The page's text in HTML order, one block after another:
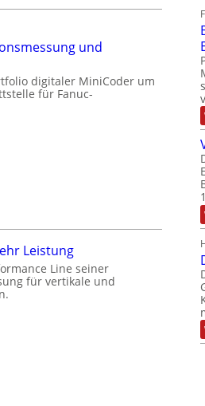
und
digitaler MiniCoder um
für Fanuc-
Leistung
Line seiner
für vertikale und